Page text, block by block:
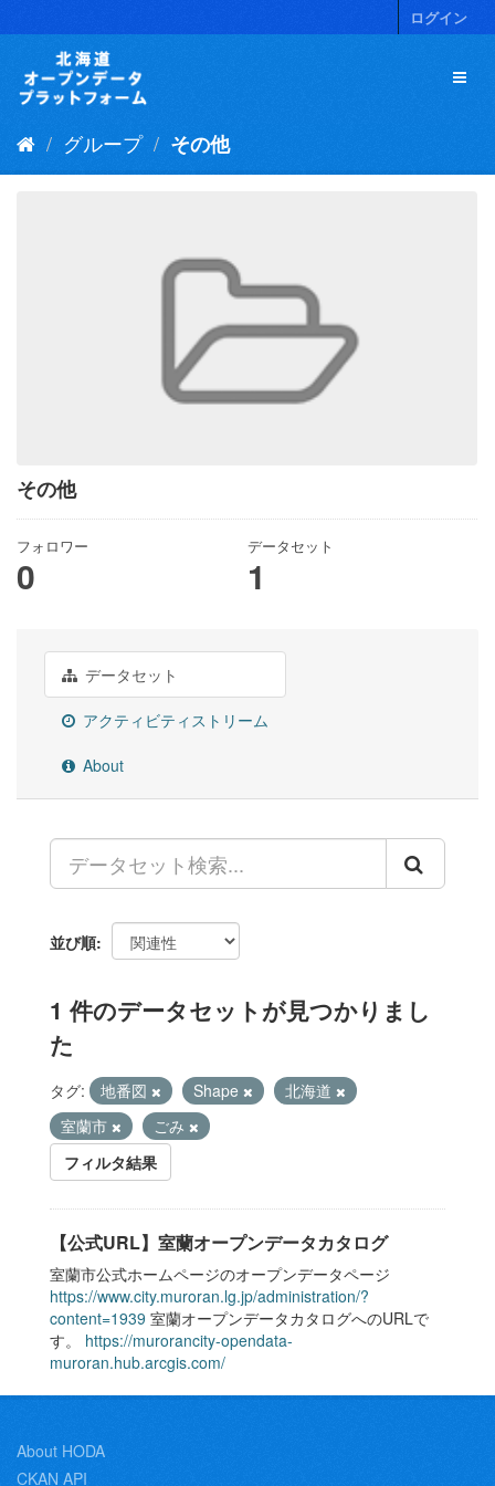
キ
ログイン
グループ その他
その他
フォロワー
0
データセット
1
データセット
アクティビティストリーム
About
並び順
1 件のデータセットが見つかりまし
た
タグ: 地番図 Shape
北海道
室蘭市
ごみ
フィルタ結果
【公式URL】室蘭オープンデータカタログ
室蘭市公式ホームページのオープンデータページ
https://www.city.muroran.lg.jp/administration/?
content=1939 室蘭オープンデータカタログへのURLで
す。 https://murorancity-opendata-
muroran.hub.arcgis.com/
About HODA
CKAN API